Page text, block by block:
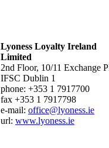
Lyoness Loyalty Ireland
Limited
2nd Floor, 10/11 Exchange
IFSC Dublin 1
phone: +353 1 7917700
fax +353 1 7917798
e-mail: office@lyoness.ie
url: www.lyoness.ie